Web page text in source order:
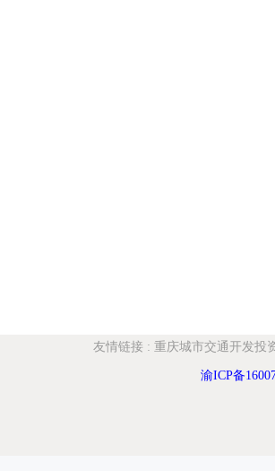
友情链接 : 重庆城市交通开发投
渝ICP备